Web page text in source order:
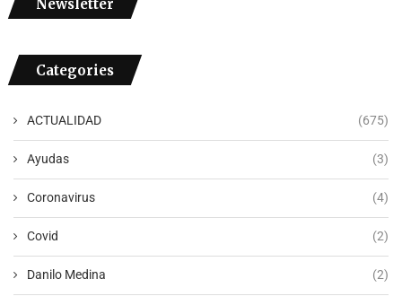
Newsletter
Categories
ACTUALIDAD (675)
Ayudas (3)
Coronavirus (4)
Covid (2)
Danilo Medina (2)